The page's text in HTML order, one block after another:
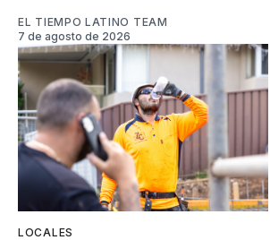
EL TIEMPO LATINO TEAM
7 de agosto de 2026
LOCALES